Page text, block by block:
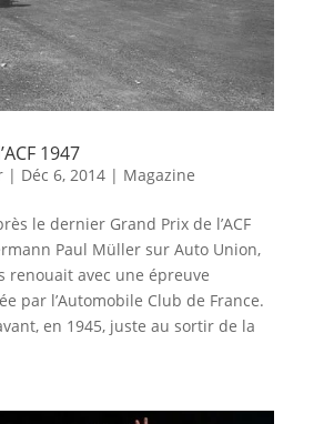
1947
| Déc 6, 2014| Magazine
le dernier Grand Prix de l’ACF
Paul Müller sur Auto Union,
renouait avec une épreuve
par l’Automobile Club de France.
en 1945, juste au sortir de la